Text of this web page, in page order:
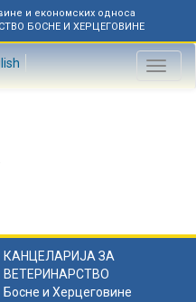
и економских односа
БОСНЕ И ХЕРЦЕГОВИНЕ
Toggle
КАНЦЕЛАРИЈА ЗА
ВЕТЕРИНАРСТВО
Босне и Херцеговине